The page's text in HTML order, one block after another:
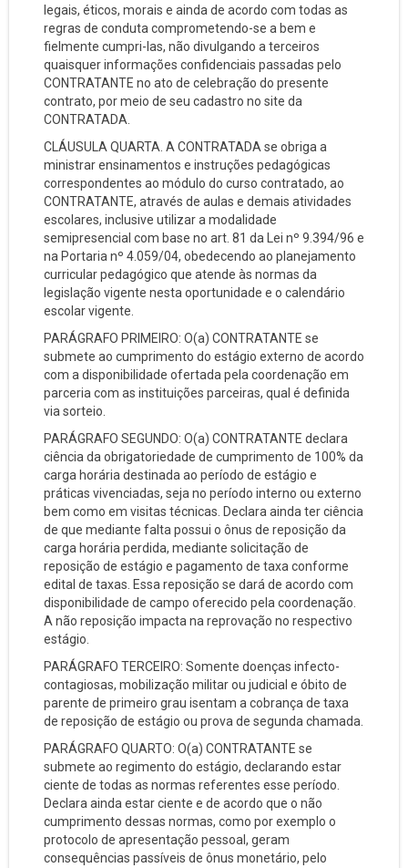
legais, éticos, morais e ainda de acordo com todas as
regras de conduta comprometendo-se a bem e
fielmente cumpri-las, não divulgando a terceiros
quaisquer informações confidenciais passadas pelo
CONTRATANTE no ato de celebração do presente
contrato, por meio de seu cadastro no site da
CONTRATADA.
CLÁUSULA QUARTA. A CONTRATADA se obriga a
ministrar ensinamentos e instruções pedagógicas
correspondentes ao módulo do curso contratado, ao
CONTRATANTE, através de aulas e demais atividades
escolares, inclusive utilizar a modalidade
semipresencial com base no art. 81 da Lei nº 9.394/96 e
na Portaria nº 4.059/04, obedecendo ao planejamento
curricular pedagógico que atende às normas da
legislação vigente nesta oportunidade e o calendário
escolar vigente.
PARÁGRAFO PRIMEIRO: O(a) CONTRATANTE se
submete ao cumprimento do estágio externo de acordo
com a disponibilidade ofertada pela coordenação em
parceria com as instituições parceiras, qual é definida
via sorteio.
PARÁGRAFO SEGUNDO: O(a) CONTRATANTE declara
ciência da obrigatoriedade de cumprimento de 100% da
carga horária destinada ao período de estágio e
práticas vivenciadas, seja no período interno ou externo
bem como em visitas técnicas. Declara ainda ter ciência
de que mediante falta possui o ônus de reposição da
carga horária perdida, mediante solicitação de
reposição de estágio e pagamento de taxa conforme
edital de taxas. Essa reposição se dará de acordo com
disponibilidade de campo oferecido pela coordenação.
A não reposição impacta na reprovação no respectivo
estágio.
PARÁGRAFO TERCEIRO: Somente doenças infecto-
contagiosas, mobilização militar ou judicial e óbito de
parente de primeiro grau isentam a cobrança de taxa
de reposição de estágio ou prova de segunda chamada.
PARÁGRAFO QUARTO: O(a) CONTRATANTE se
submete ao regimento do estágio, declarando estar
ciente de todas as normas referentes esse período.
Declara ainda estar ciente e de acordo que o não
cumprimento dessas normas, como por exemplo o
protocolo de apresentação pessoal, geram
consequências passíveis de ônus monetário, pelo